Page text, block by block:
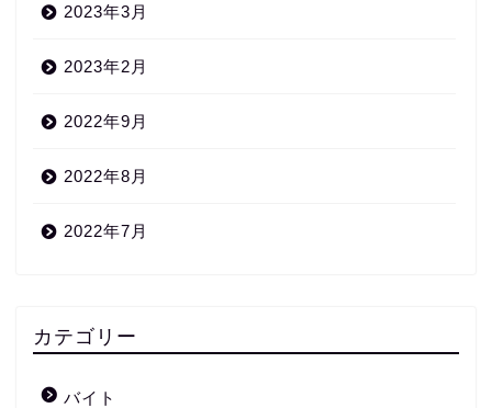
2023年3月
2023年2月
2022年9月
2022年8月
2022年7月
カテゴリー
バイト